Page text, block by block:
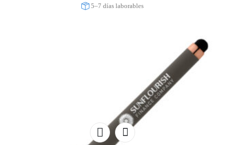
5–7 días laborables